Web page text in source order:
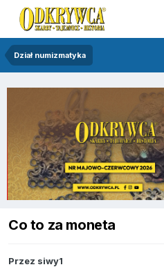
Dział numizmatyka
Co to za moneta
Przez siwy1